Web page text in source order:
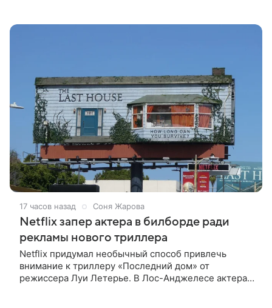
17 часов назад Соня Жарова
Netflix запер актера в билборде ради
рекламы нового триллера
Netflix придумал необычный способ привлечь
внимание к триллеру «Последний дом» от
режиссера Луи Летерье. В Лос-Анджелесе актера